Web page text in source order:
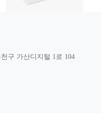
구 가산디지털 1로 104